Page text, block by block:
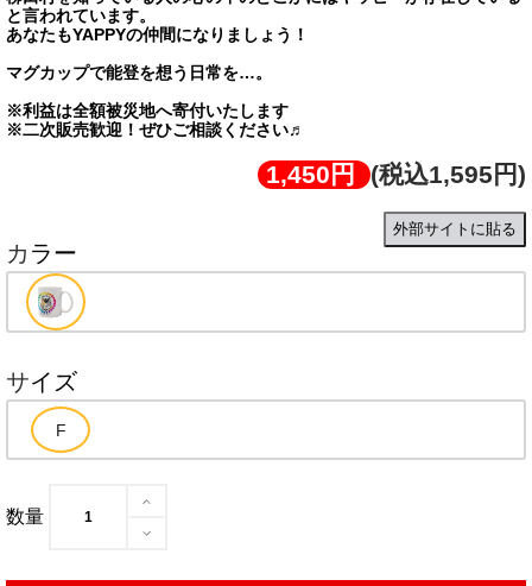
と言われています。
あなたもYAPPYの仲間になりましょう！
マグカップで能登を想う日常を…。
※利益は全額被災地へ寄付いたします
※二次販売歓迎！ぜひご相談ください♬
1,450円 (税込1,595円)
外部サイトに貼る
カラー
サイズ
数量